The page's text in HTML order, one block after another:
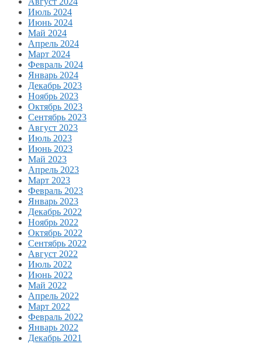
Июль 2024
Июнь 2024
Май 2024
Апрель 2024
Март 2024
Февраль 2024
Январь 2024
Декабрь 2023
Ноябрь 2023
Октябрь 2023
Сентябрь 2023
Август 2023
Июль 2023
Июнь 2023
Май 2023
Апрель 2023
Март 2023
Февраль 2023
Январь 2023
Декабрь 2022
Ноябрь 2022
Октябрь 2022
Сентябрь 2022
Август 2022
Июль 2022
Июнь 2022
Май 2022
Апрель 2022
Март 2022
Февраль 2022
Январь 2022
Декабрь 2021